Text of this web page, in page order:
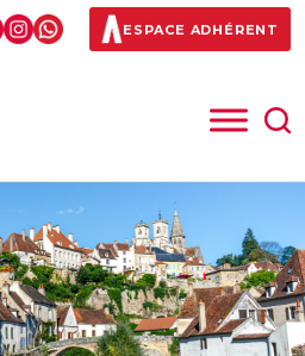
ESPACE ADHÉRENT